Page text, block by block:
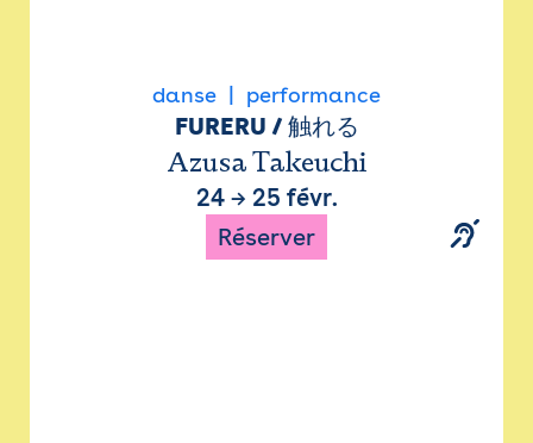
danse performance
FURERU / 触れる
Azusa Takeuchi
24→ 25 févr.
Réserver